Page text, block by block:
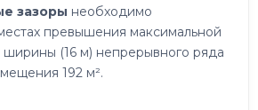
зазоры необходимо
превышения максимальной
ширины (16 м) непрерывного ряда
192 м².